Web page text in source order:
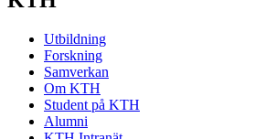
Utbildning
Forskning
Samverkan
Om KTH
Student på KTH
Alumni